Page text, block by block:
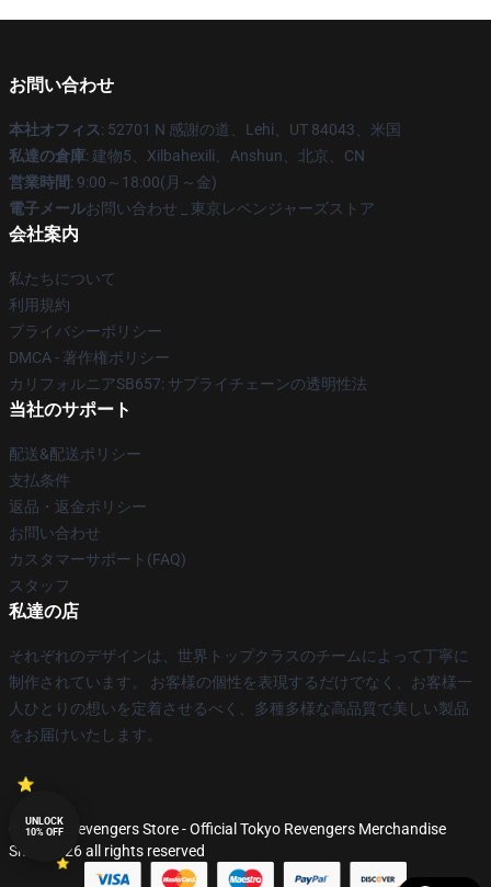
お問い合わせ
本社オフィス: 52701 N 感謝の道、Lehi、UT 84043、米国
私達の倉庫: 建物5、Xilbahexili、Anshun、北京、CN
営業時間: 9:00～18:00(月～金)
電子メールお問い合わせ _ 東京レベンジャーズストア
会社案内
私たちについて
利用規約
プライバシーポリシー
DMCA - 著作権ポリシー
カリフォルニアSB657: サプライチェーンの透明性法
当社のサポート
配送&配送ポリシー
支払条件
返品・返金ポリシー
お問い合わせ
カスタマーサポート(FAQ)
スタッフ
私達の店
それぞれのデザインは、世界トップクラスのチームによって丁寧に
制作されています。 お客様の個性を表現するだけでなく、お客様一
人ひとりの想いを定着させるべく、多種多様な高品質で美しい製品
をお届けいたします。
© Tokyo Revengers Store - Official Tokyo Revengers Merchandise
Shop 2026 all rights reserved
UNLOCK
10% OFF